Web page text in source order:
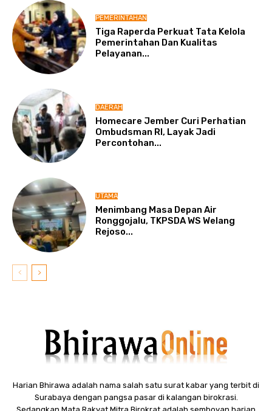
PEMERINTAHAN
Tiga Raperda Perkuat Tata Kelola
Pemerintahan Dan Kualitas
Pelayanan...
DAERAH
Homecare Jember Curi Perhatian
Ombudsman RI, Layak Jadi
Percontohan...
UTAMA
Menimbang Masa Depan Air
Ronggojalu, TKPSDA WS Welang
Rejoso...
Harian Bhirawa adalah nama salah satu surat kabar yang terbit di
Surabaya dengan pangsa pasar di kalangan birokrasi.